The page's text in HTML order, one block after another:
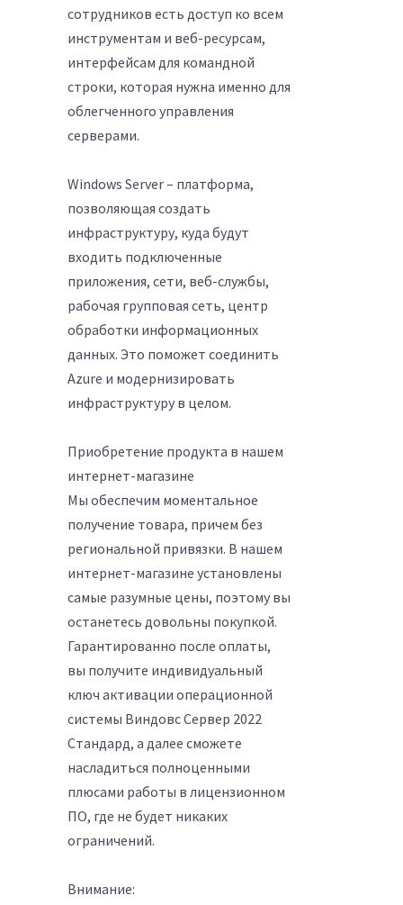
сотрудников есть доступ ко всем
инструментам и веб-ресурсам,
интерфейсам для командной
строки, которая нужна именно для
облегченного управления
серверами.
Windows Server – платформа,
позволяющая создать
инфраструктуру, куда будут
входить подключенные
приложения, сети, веб-службы,
рабочая групповая сеть, центр
обработки информационных
данных. Это поможет соединить
Azure и модернизировать
инфраструктуру в целом.
Приобретение продукта в нашем
интернет-магазине
Мы обеспечим моментальное
получение товара, причем без
региональной привязки. В нашем
интернет-магазине установлены
самые разумные цены, поэтому вы
останетесь довольны покупкой.
Гарантированно после оплаты,
вы получите индивидуальный
ключ активации операционной
системы Виндовс Сервер 2022
Стандард, а далее сможете
насладиться полноценными
плюсами работы в лицензионном
ПО, где не будет никаких
ограничений.
Внимание: